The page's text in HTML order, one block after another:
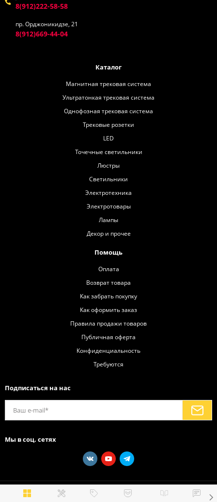
8(912)222-58-58
пр. Орджоникидзе, 21
8(912)669-44-04
Каталог
Магнитная трековая система
Ультратонкая трековая система
Однофозная трековая система
Трековые розетки
LED
Точечные светильники
Люстры
Светильники
Электротехника
Электротовары
Лампы
Декор и прочее
Помощь
Оплата
Возврат товара
Как забрать покупку
Как оформить заказ
Правила продажи товаров
Публичная оферта
Конфиденциальность
Требуются
Подписаться на нас
Мы в соц. сетях